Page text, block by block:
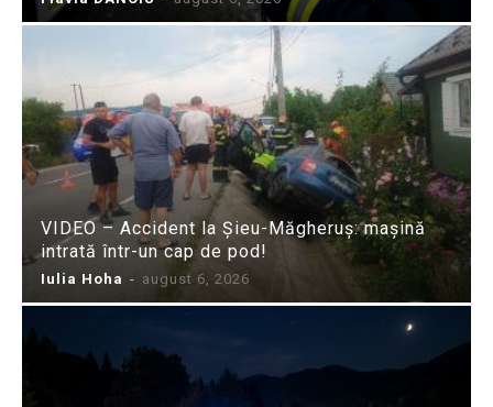
VIDEO – Accident la Șieu-Măgheruș: mașină
intrată într-un cap de pod!
Iulia Hoha - august 6, 2026